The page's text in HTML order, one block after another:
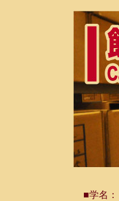
■学名：